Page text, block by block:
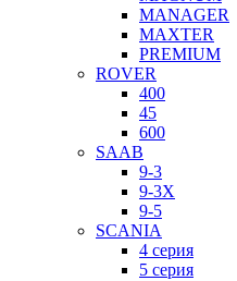
MANAGER
MAXTER
PREMIUM
ROVER
400
45
600
SAAB
9-3
9-3X
9-5
SCANIA
4 серия
5 серия